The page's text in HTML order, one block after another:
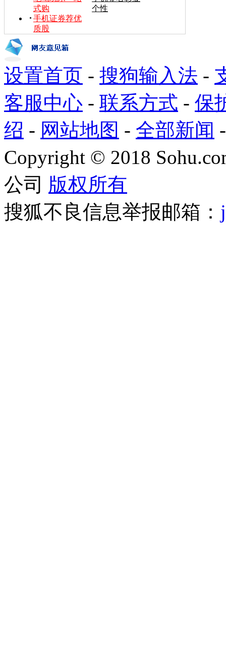
式购
个性
手机证券荐优
质股
设置首页 - 搜狗输入法 -
客服中心 - 联系方式 - 保
绍 - 网站地图 - 全部新闻
Copyright © 2018
公司 版权所有
搜狐不良信息举报邮箱：